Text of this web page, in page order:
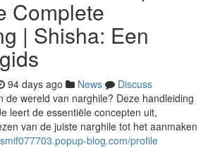
Complete
| Shisha: Een
94 days ago News
Discuss
de wereld van narghile? Deze handleiding
leert de essentiële concepten uit,
van de juiste narghile tot het aanmaken
blog.com/profile